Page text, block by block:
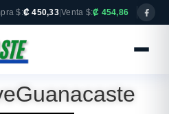
$:₡ 450,33| Venta $:₡ 454,86